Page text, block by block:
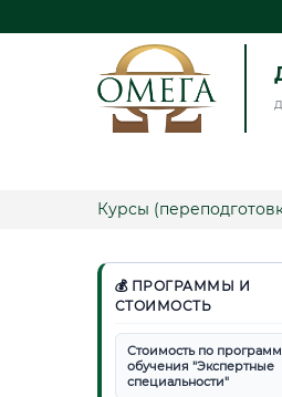
Курсы
💰 ПРОГРАММЫ И
СТОИМОСТЬ
Стоимость по
обучения "Экспертные
специальности"